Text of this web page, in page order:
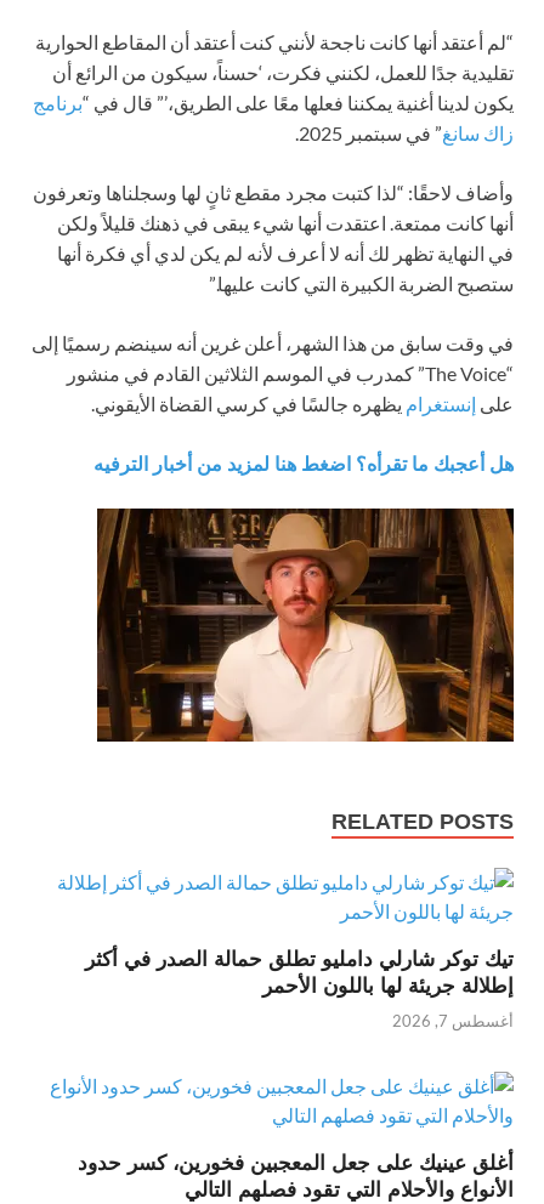
“لم أعتقد أنها كانت ناجحة لأنني كنت أعتقد أن المقاطع الحوارية
تقليدية جدًا للعمل، لكنني فكرت، ‘حسناً، سيكون من الرائع أن
يكون لدينا أغنية يمكننا فعلها معًا على الطريق،’” قال في “برنامج
زاك سانغ” في سبتمبر 2025.
وأضاف لاحقًا: “لذا كتبت مجرد مقطع ثانٍ لها وسجلناها وتعرفون
أنها كانت ممتعة. اعتقدت أنها شيء يبقى في ذهنك قليلاً ولكن
في النهاية تظهر لك أنه لا أعرف لأنه لم يكن لدي أي فكرة أنها
ستصبح الضربة الكبيرة التي كانت عليها.”
في وقت سابق من هذا الشهر، أعلن غرين أنه سينضم رسميًا إلى
“The Voice” كمدرب في الموسم الثلاثين القادم في منشور
على إنستغرام يظهره جالسًا في كرسي القضاة الأيقوني.
هل أعجبك ما تقرأه؟ اضغط هنا لمزيد من أخبار الترفيه
RELATED POSTS
تيك توكر شارلي دامليو تطلق حمالة الصدر في أكثر
إطلالة جريئة لها باللون الأحمر
أغسطس 7, 2026
أغلق عينيك على جعل المعجبين فخورين، كسر حدود
الأنواع والأحلام التي تقود فصلهم التالي